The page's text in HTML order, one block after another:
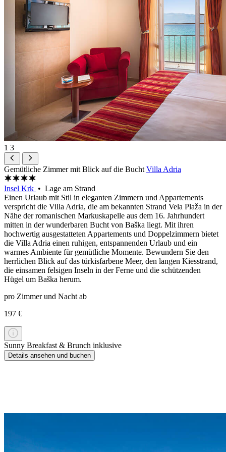
1 3
Gemütliche Zimmer mit Blick auf die Bucht Villa Adria
Insel Krk • Lage am Strand
Einen Urlaub mit Stil in eleganten Zimmern und Appartements
verspricht die Villa Adria, die am bekannten Strand Vela Plaža in der
Nähe der romanischen Markuskapelle aus dem 16. Jahrhundert
mitten in der wunderbaren Bucht von Baška liegt. Mit ihren
hochwertig ausgestatteten Appartements und Doppelzimmern bietet
die Villa Adria einen ruhigen, entspannenden Urlaub und ein
warmes Ambiente für gemütliche Momente. Bewundern Sie den
herrlichen Blick auf das türkisfarbene Meer, den langen Kiesstrand,
die einsamen felsigen Inseln in der Ferne und die schützenden
Hügel um Baška herum.
pro Zimmer und Nacht ab
197 €
Sunny Breakfast & Brunch inklusive
Details ansehen und buchen